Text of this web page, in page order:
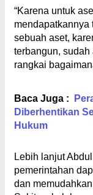
“Karena untuk
mendapatkannya
sebuah aset,
terbangun,
rangkai
Baca Juga :
Diberhentikan
Hukum
Lebih lanjut
pemerintahan
dan